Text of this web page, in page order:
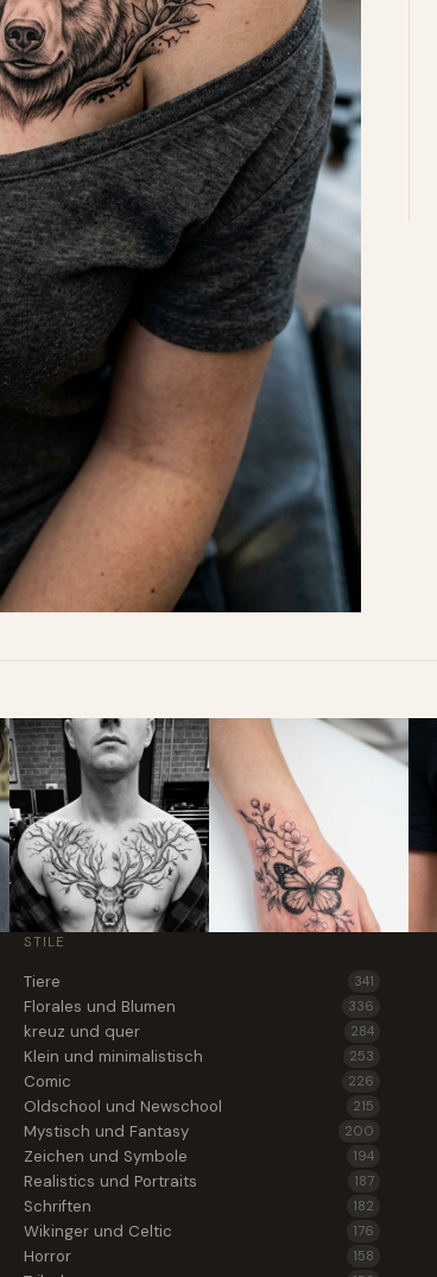
STILE
Tiere 341
Florales und Blumen 336
kreuz und quer 284
Klein und minimalistisch 253
Comic 226
Oldschool und Newschool 215
Mystisch und Fantasy 200
Zeichen und Symbole 194
Realistics und Portraits 187
Schriften 182
Wikinger und Celtic 176
Horror 158